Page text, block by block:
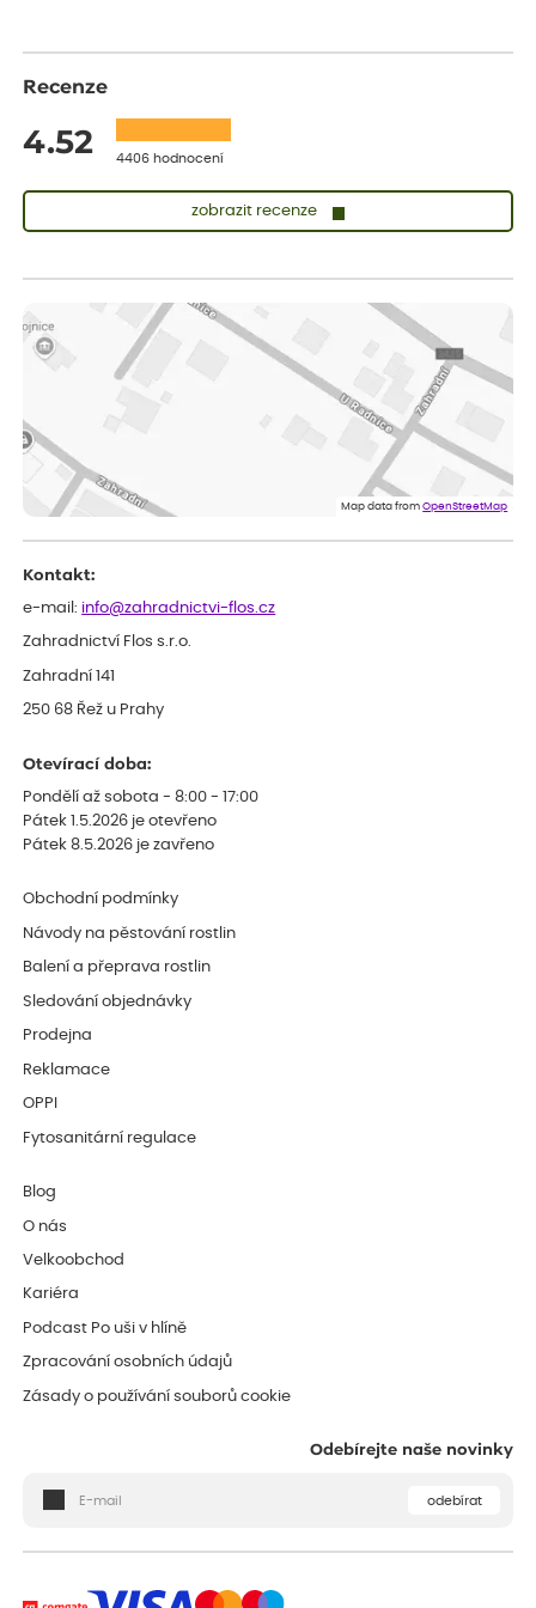
Recenze
4.52 4406 hodnocení
zobrazit recenze
Měla jsem pouze 1objednavku a zatím jsem spokojená se
sazenicemi
Miroslava
Rostliny byly v pořádku, dobře zabalené, celková spokojenost.
Doporučuji :). Spokojenost, stromky v pěkném stavu. Jediné, co
my chybělo, bylo komunikování nedostupného zboží před
Map data fromOpenStreetMap
Kontakt:
e-mail: info@zahradnictvi-flos.cz
Zahradnictví Flos s.r.o.
Zahradní 141
250 68 Řež u Prahy
Otevírací doba:
Pondělí až sobota - 8:00 - 17:00
Pátek 1.5.2026 je otevřeno
Pátek 8.5.2026 je zavřeno
Obchodní podmínky
Návody na pěstování rostlin
Balení a přeprava rostlin
Sledování objednávky
Prodejna
Reklamace
OPPI
Fytosanitární regulace
Blog
O nás
Velkoobchod
Kariéra
Podcast Po uši v hlíně
Zpracování osobních údajů
Zásady o používání souborů cookie
Odebírejte naše novinky
odebírat